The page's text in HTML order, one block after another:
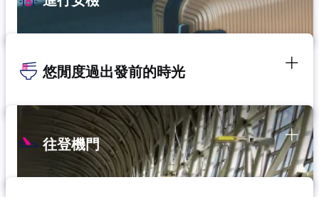
悠閒度過出發前的時光
往登機門